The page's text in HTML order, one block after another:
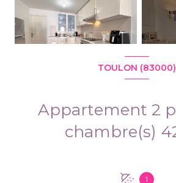
TOULON (83000)
Appartement 2 pièce(s) 1
1